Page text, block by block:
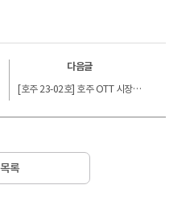
다음글
[호주 23-02호] 호주 OTT 시장 동향
목록